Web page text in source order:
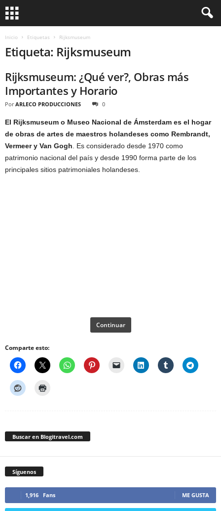
Inicio Etiquetas Rijksmuseum
Etiqueta: Rijksmuseum
Rijksmuseum: ¿Qué ver?, Obras más
Importantes y Horario
Por ARLECO PRODUCCIONES 0
El Rijksmuseum o Museo Nacional de Ámsterdam es el hogar
de obras de artes de maestros holandeses como Rembrandt,
Vermeer y Van Gogh . Es considerado desde 1970 como
patrimonio nacional del país y desde 1990 forma parte de los
principales sitios patrimoniales holandeses.
Continuar
Comparte esto:
Buscar en Blogitravel.com
Síguenos
1,916 Fans ME GUSTA